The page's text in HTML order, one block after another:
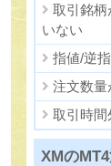
取引銘柄
いない
指値/逆
注文数量
取引時間
XMの